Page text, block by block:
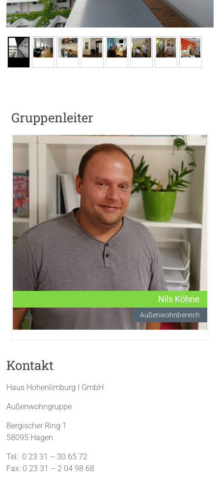
Gruppenleiter
Nils Köhne
Außenwohnbereich
Kontakt
Haus Hohenlimburg I GmbH
Außenwohngruppe
Bergischer Ring 1
58095 Hagen
Tel: 0 23 31 – 30 65 72
Fax: 0 23 31 – 2 04 98 68